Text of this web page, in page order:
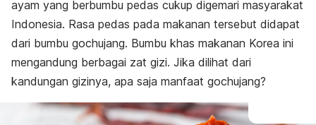
ayam yang berbumbu pedas cukup digemari masyarakat
Indonesia. Rasa pedas pada makanan tersebut didapat
dari bumbu gochujang. Bumbu khas makanan Korea ini
mengandung berbagai zat gizi. Jika dilihat dari
kandungan gizinya, apa saja manfaat gochujang?